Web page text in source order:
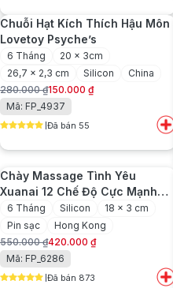
550.000 ₫.
là:
350.000 ₫.
Chuỗi Hạt Kích Thích Hậu Môn
Lovetoy Psyche’s
6 Tháng
20 x 3cm
26,7 x 2,3 cm
Silicon
China
280.000₫
Giá
gốc
là:
280.000 ₫.
150.000 ₫
Giá
hiện
tại
là:
Mã: FP_4937
Đã bán 55
Chày Massage Tình Yêu
Xuanai 12 Chế Độ Cực Mạnh
Mẽ
6 Tháng Silicon
18 x 3 cm
Pin sạc
Hong Kong
550.000₫
Giá
gốc
là:
420.000 ₫
Giá
hiện
tại
Mã: FP_6286
Đã bán 873